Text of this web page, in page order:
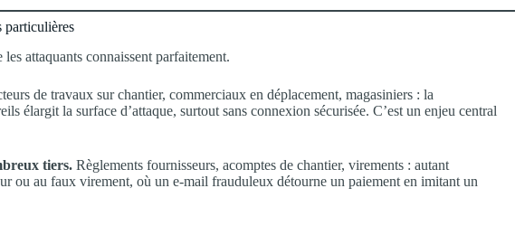
particulières
attaquants connaissent parfaitement.
de travaux sur chantier, commerciaux en déplacement, magasiniers : la
élargit la surface d’attaque, surtout sans connexion sécurisée. C’est un enjeu central
tiers. Règlements fournisseurs, acomptes de chantier, virements : autant
ou au faux virement, où un e-mail frauduleux détourne un paiement en imitant un